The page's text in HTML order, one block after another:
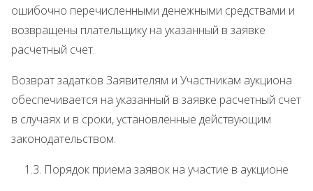
ошибочно перечисленными денежными средствами и
возвращены плательщику на указанный в заявке
расчетный счет.
Возврат задатков Заявителям и Участникам аукциона
обеспечивается на указанный в заявке расчетный счет
в случаях и в сроки, установленные действующим
законодательством.
1.3. Порядок приема заявок на участие в аукционе